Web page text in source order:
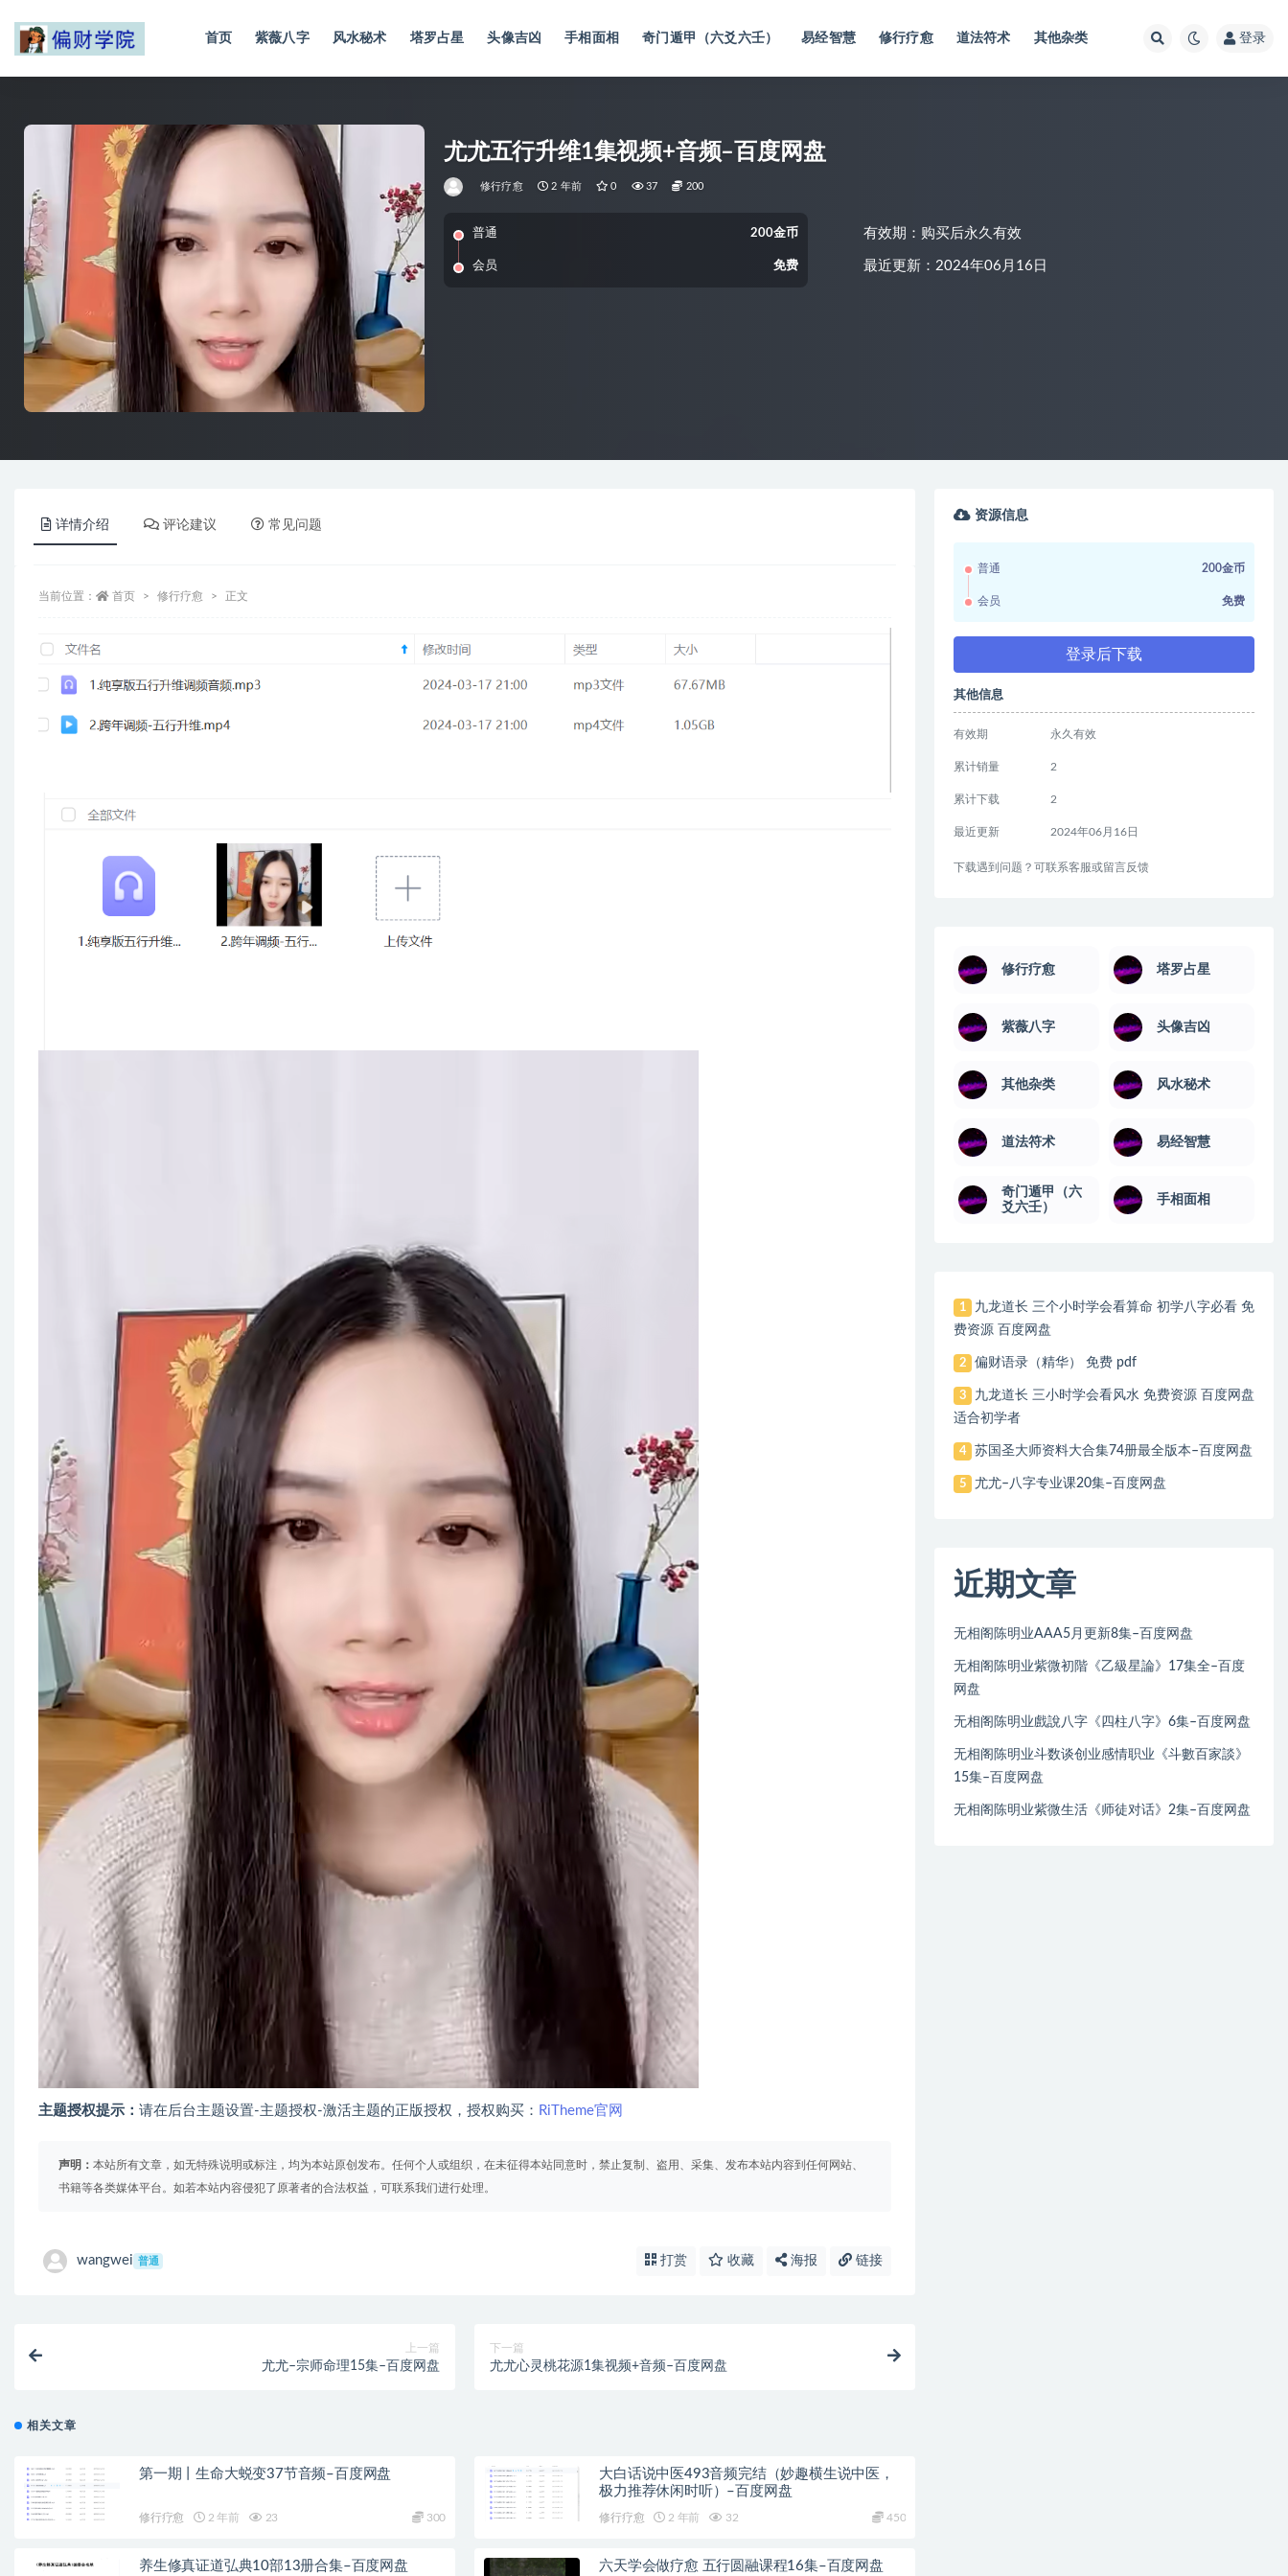
首页 紫薇八字 风水秘术 塔罗占星 头像吉凶 手相面相 奇门遁甲（六爻六壬） 易经智慧 修行疗愈 道法符术 其他杂类 登录
尤尤五行升维1集视频+音频–百度网盘
修行疗愈 2 年前 0 37 200
普通 200金币
会员 免费
有效期：购买后永久有效
最近更新：2024年06月16日
详情介绍 评论建议 常见问题
当前位置： 首页 修行疗愈 正文
主题授权提示： 请在后台主题设置-主题授权-激活主题的正版授权，授权购买： RiTheme官网
声明： 本站所有文章，如无特殊说明或标注，均为本站原创发布。任何个人或组织，在未征得本站同意时，禁止复制、盗用、采集、发布本站内容到任何网站、
书籍等各类媒体平台。如若本站内容侵犯了原著者的合法权益，可联系我们进行处理。
wangwei 普通 打赏 收藏 海报 链接
上一篇
尤尤–宗师命理15集–百度网盘
下一篇
尤尤心灵桃花源1集视频+音频–百度网盘
相关文章
第一期丨生命大蜕变37节音频–百度网盘
修行疗愈 2 年前 23 300
大白话说中医493音频完结（妙趣横生说中医，
极力推荐休闲时听）–百度网盘
修行疗愈 2 年前 32 450
养生修真证道弘典10部13册合集–百度网盘 六天学会做疗愈 五行圆融课程16集–百度网盘
资源信息
普通 200金币
会员 免费
登录后下载
其他信息
有效期 永久有效
累计销量 2
累计下载 2
最近更新 2024年06月16日
下载遇到问题？可联系客服或留言反馈
修行疗愈 塔罗占星
紫薇八字 头像吉凶
其他杂类 风水秘术
道法符术 易经智慧
奇门遁甲（六
爻六壬）
手相面相
1
九龙道长 三个小时学会看算命 初学八字必看 免
费资源 百度网盘
2 偏财语录（精华） 免费 pdf
3
九龙道长 三小时学会看风水 免费资源 百度网盘
适合初学者
4 苏国圣大师资料大合集74册最全版本–百度网盘
5 尤尤–八字专业课20集–百度网盘
近期文章
无相阁陈明业AAA5月更新8集–百度网盘
无相阁陈明业紫微初階《乙級星論》17集全–百度
网盘
无相阁陈明业戲說八字《四柱八字》6集–百度网盘
无相阁陈明业斗数谈创业感情职业《斗數百家談》
15集–百度网盘
无相阁陈明业紫微生活《师徒对话》2集–百度网盘